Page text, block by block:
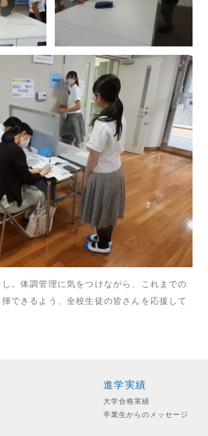
。体調管理に気をつけながら、これまでの
できるよう、全校生徒の皆さんを応援して
進学実績
大学合格実績
卒業生からのメッセージ